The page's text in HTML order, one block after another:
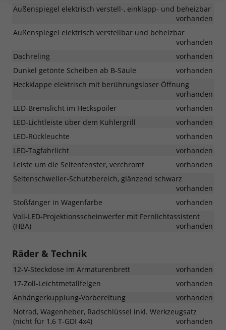
Außenspiegel elektrisch verstell-, einklapp- und beheizbar
vorhanden
Außenspiegel elektrisch verstellbar und beheizbar
vorhanden
Dachreling
vorhanden
Dunkel getönte Scheiben ab B-Säule
vorhanden
Heckklappe elektrisch mit berührungsloser Öffnung
vorhanden
LED-Bremslicht im Heckspoiler
vorhanden
LED-Lichtleiste über dem Kühlergrill
vorhanden
LED-Rückleuchte
vorhanden
LED-Tagfahrlicht
vorhanden
Leiste um die Seitenfenster, verchromt
vorhanden
Seitenschweller-Schutzbereich, glänzend schwarz
vorhanden
Stoßfänger in Wagenfarbe
vorhanden
Voll-LED-Projektionsscheinwerfer mit Fernlichtassistent
(HBA)
vorhanden
Räder & Technik
12-V-Steckdose im Armaturenbrett
vorhanden
17-Zoll-Leichtmetallfelgen
vorhanden
Anhängerkupplung-Vorbereitung
vorhanden
Notrad, Wagenheber, Radschlüssel inkl. Werkzeugsatz
(nicht für 1,6 T-GDI 4x4)
vorhanden